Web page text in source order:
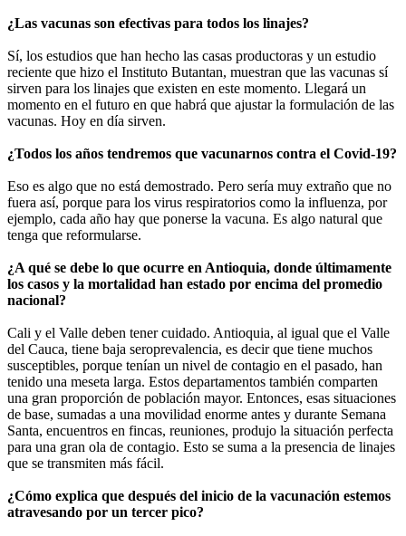
¿Las vacunas son efectivas para todos los linajes?
Sí, los estudios que han hecho las casas productoras y un estudio
reciente que hizo el Instituto Butantan, muestran que las vacunas sí
sirven para los linajes que existen en este momento. Llegará un
momento en el futuro en que habrá que ajustar la formulación de las
vacunas. Hoy en día sirven.
¿Todos los años tendremos que vacunarnos contra el Covid-19?
Eso es algo que no está demostrado. Pero sería muy extraño que no
fuera así, porque para los virus respiratorios como la influenza, por
ejemplo, cada año hay que ponerse la vacuna. Es algo natural que
tenga que reformularse.
¿A qué se debe lo que ocurre en Antioquia, donde últimamente
los casos y la mortalidad han estado por encima del promedio
nacional?
Cali y el Valle deben tener cuidado. Antioquia, al igual que el Valle
del Cauca, tiene baja seroprevalencia, es decir que tiene muchos
susceptibles, porque tenían un nivel de contagio en el pasado, han
tenido una meseta larga. Estos departamentos también comparten
una gran proporción de población mayor. Entonces, esas situaciones
de base, sumadas a una movilidad enorme antes y durante Semana
Santa, encuentros en fincas, reuniones, produjo la situación perfecta
para una gran ola de contagio. Esto se suma a la presencia de linajes
que se transmiten más fácil.
¿Cómo explica que después del inicio de la vacunación estemos
atravesando por un tercer pico?